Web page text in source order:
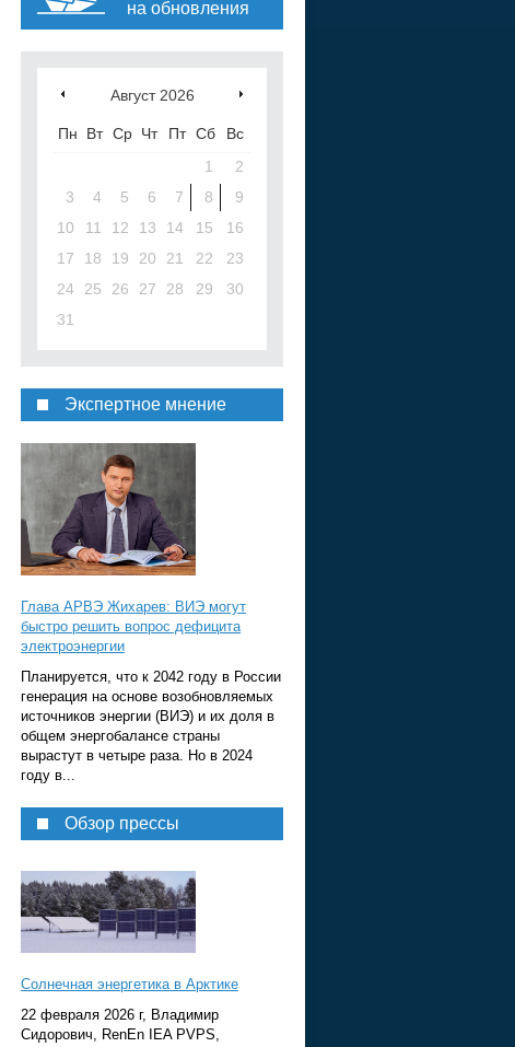
на обновления
Август 2026
Пн Вт Ср Чт Пт Сб
Вс
1
2
3
4 5 6 7 8
9
10
11 12 13 14 15
16
17
18 19 20 21 22
23
24
25 26 27 28 29
30
31
Экспертное мнение
Глава АРВЭ Жихарев: ВИЭ могут
быстро решить вопрос дефицита
электроэнергии
Планируется, что к 2042 году в России
генерация на основе возобновляемых
источников энергии (ВИЭ) и их доля в
общем энергобалансе страны
вырастут в четыре раза. Но в 2024
году в...
Обзор прессы
Солнечная энергетика в Арктике
22 февраля 2026 г, Владимир
Сидорович, RenEn IEA PVPS,